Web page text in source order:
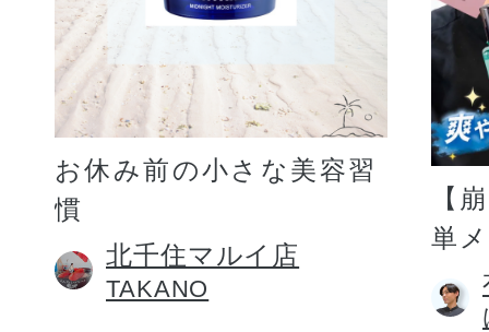
お休み前の小さな美容習
慣
北千住マルイ店
TAKANO
【
単